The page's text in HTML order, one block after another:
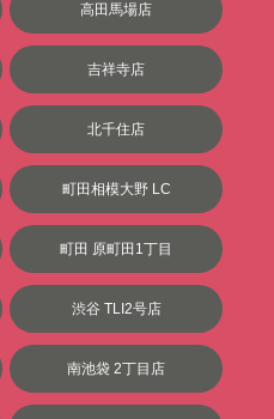
高田馬場店
吉祥寺店
北千住店
町田相模大野 LC
町田 原町田1丁目
渋谷 TLI2号店
南池袋 2丁目店